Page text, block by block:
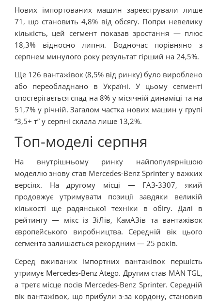
Нових імпортованих машин зареєстрували лише
71, що становить 4,8% від обсягу. Попри невелику
кількість, цей сегмент показав зростання — плюс
18,3% відносно липня. Водночас порівняно з
серпнем минулого року результат гірший на 24,5%.
Ще 126 вантажівок (8,5% від ринку) було вироблено
або переобладнано в Україні. У цьому сегменті
спостерігається спад на 8% у місячній динаміці та на
51,7% у річній. Загалом частка нових машин у групі
“3,5+ т” у серпні склала лише 13,2%.
Топ-моделі серпня
На внутрішньому ринку найпопулярнішою
моделлю знову став Mercedes-Benz Sprinter у важких
версіях. На другому місці — ГАЗ-3307, який
продовжує утримувати позиції завдяки великій
кількості ще радянської техніки в обігу. Далі в
рейтингу — мікс із ЗіЛів, КамАЗів та вантажівок
європейського виробництва. Середній вік цього
сегмента залишається рекордним — 25 років.
Серед вживаних імпортних вантажівок першість
утримує Mercedes-Benz Atego. Другим став MAN TGL,
а третє місце посів Mercedes-Benz Sprinter. Середній
вік вантажівок, що прибули з-за кордону, становив